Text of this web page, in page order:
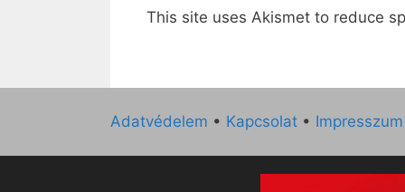
This site uses Akismet to reduce
Adatvédelem • Kapcsolat • Impresszum